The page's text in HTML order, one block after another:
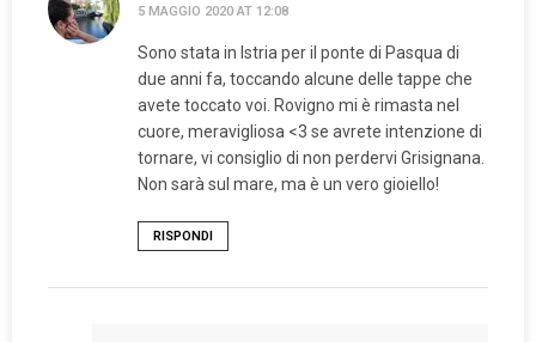
5 MAGGIO 2020 AT 12:08
Sono stata in Istria per il ponte di Pasqua di
due anni fa, toccando alcune delle tappe che
avete toccato voi. Rovigno mi è rimasta nel
cuore, meravigliosa <3 se avrete intenzione di
tornare, vi consiglio di non perdervi Grisignana.
Non sarà sul mare, ma è un vero gioiello!
RISPONDI